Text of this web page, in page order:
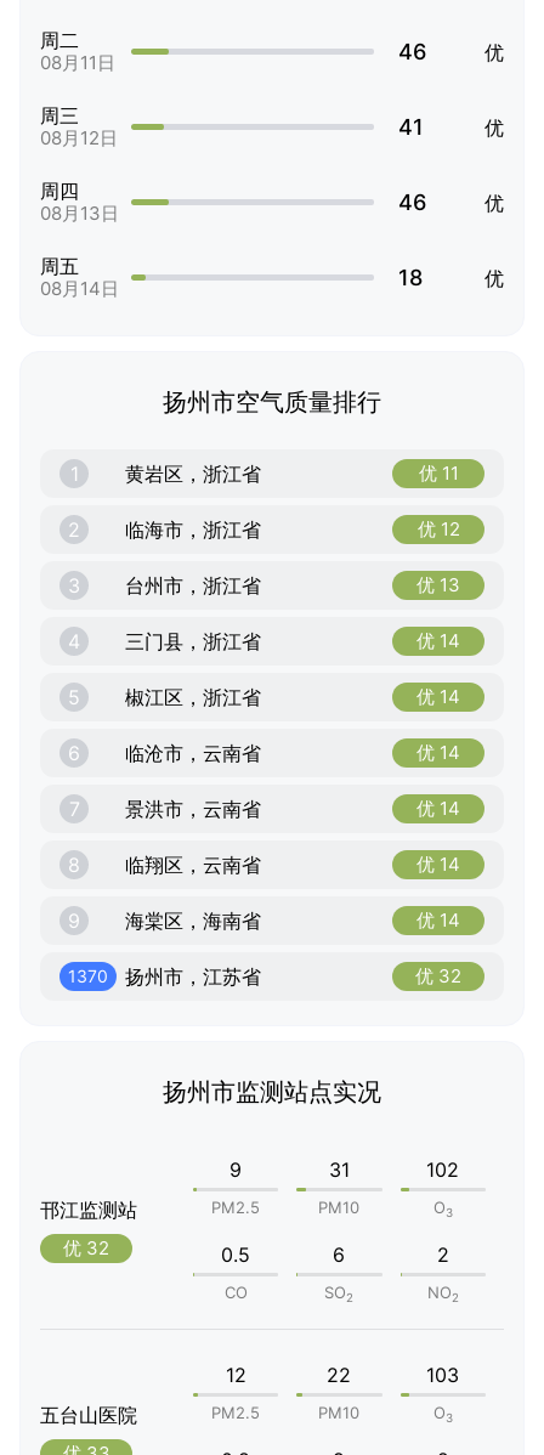
周二
08月11日 46 优
周三
08月12日 41 优
周四
08月13日 46 优
周五
08月14日 18 优
扬州市空气质量排行
1 黄岩区，浙江省 优 11
2 临海市，浙江省 优 12
3 台州市，浙江省 优 13
4 三门县，浙江省 优 14
5 椒江区，浙江省 优 14
6 临沧市，云南省 优 14
7 景洪市，云南省 优 14
8 临翔区，云南省 优 14
9 海棠区，海南省 优 14
1370 扬州市，江苏省 优 32
扬州市监测站点实况
邗江监测站
优 32
9
PM2.5
31
PM10
102
O3
0.5
CO
6
SO2
2
NO2
五台山医院
12
PM2.5
22
PM10
103
O3